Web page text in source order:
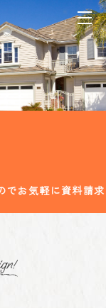
でお気軽に資料請求